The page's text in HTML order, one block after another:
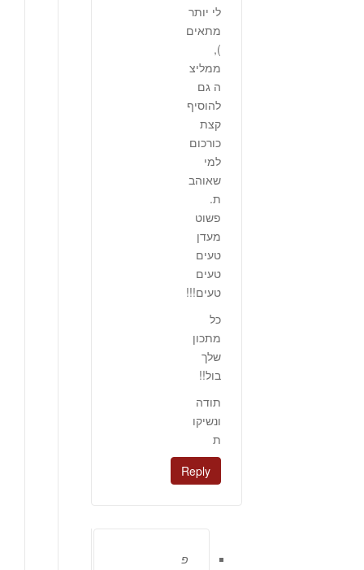
לי יותר
מתאים
),
ממליצ
ה גם
להוסיף
קצת
כורכום
למי
שאוהב
ת.
פשוט
מעדן
טעים
טעים
טעים!!!
כל
מתכון
שלך
בול!!
תודה
ונשיקו
ת
Reply
פ